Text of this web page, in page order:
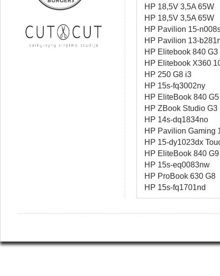
HP 18,5V 3,5A 65W
HP 18,5V 3,5A 65W
HP Pavilion 15-
HP Pavilion 13-
HP Elitebook 840 G3
HP Elitebook X360
HP 250 G8 i3
HP 15s-fq3002ny
HP EliteBook 840 G5
HP ZBook Studio G3
HP 14s-dq1834no
HP Pavilion Gaming
HP 15-dy1023dx
HP EliteBook 840 G9
HP 15s-eq0083nw
HP ProBook 630 G8
HP 15s-fq1701nd